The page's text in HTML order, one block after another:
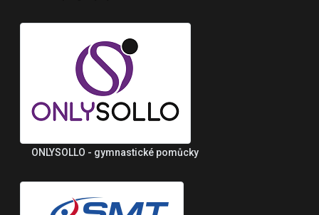
ONLYSOLLO - gymnastické pomůcky